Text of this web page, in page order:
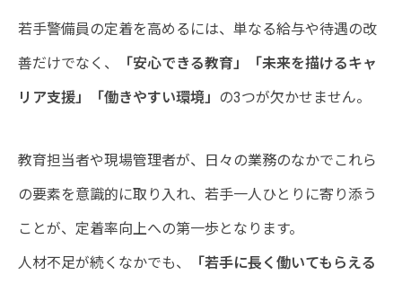
若手警備員の定着を高めるには、単なる給与や待遇の改
善だけでなく、
「安心できる教育」「未来を描けるキャ
リア支援」「働きやすい環境」
の3つが欠かせません。
教育担当者や現場管理者が、日々の業務のなかでこれら
の要素を意識的に取り入れ、若手一人ひとりに寄り添う
ことが、定着率向上への第一歩となります。
人材不足が続くなかでも、
「若手に長く働いてもらえる